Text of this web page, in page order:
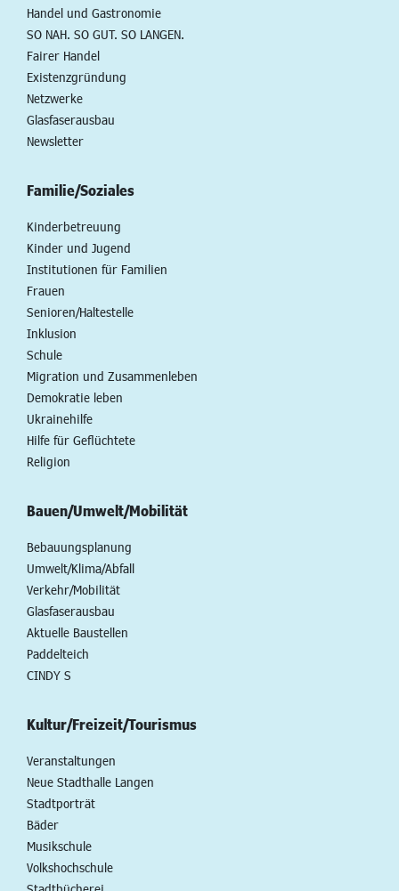
Handel und Gastronomie
SO NAH. SO GUT. SO LANGEN.
Fairer Handel
Existenzgründung
Netzwerke
Glasfaserausbau
Newsletter
Familie/Soziales
Kinderbetreuung
Kinder und Jugend
Institutionen für Familien
Frauen
Senioren/Haltestelle
Inklusion
Schule
Migration und Zusammenleben
Demokratie leben
Ukrainehilfe
Hilfe für Geflüchtete
Religion
Bauen/Umwelt/Mobilität
Bebauungsplanung
Umwelt/Klima/Abfall
Verkehr/Mobilität
Glasfaserausbau
Aktuelle Baustellen
Paddelteich
CINDY S
Kultur/Freizeit/Tourismus
Veranstaltungen
Neue Stadthalle Langen
Stadtporträt
Bäder
Musikschule
Volkshochschule